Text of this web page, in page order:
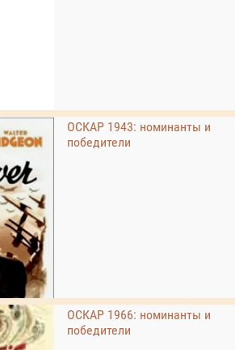
ОСКАР 1943: номинанты и
победители
ОСКАР 1966: номинанты и
победители